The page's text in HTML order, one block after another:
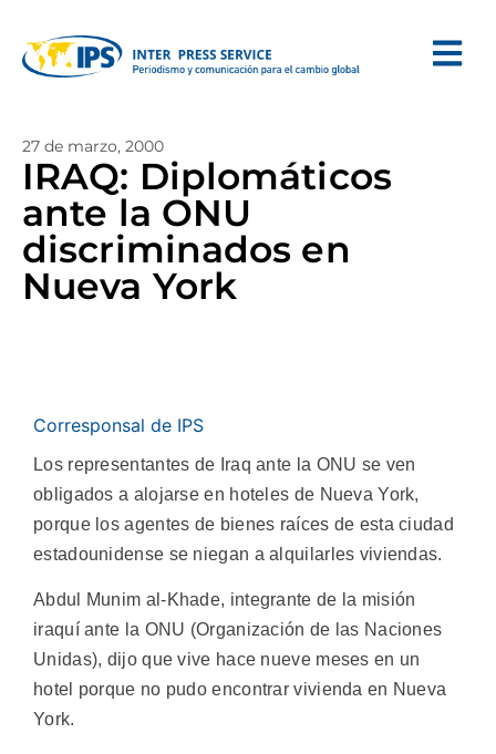
27 de marzo, 2000
IRAQ: Diplomáticos
ante la ONU
discriminados en
Nueva York
Corresponsal de IPS
Los representantes de Iraq ante la ONU se ven
obligados a alojarse en hoteles de Nueva York,
porque los agentes de bienes raíces de esta ciudad
estadounidense se niegan a alquilarles viviendas.
Abdul Munim al-Khade, integrante de la misión
iraquí ante la ONU (Organización de las Naciones
Unidas), dijo que vive hace nueve meses en un
hotel porque no pudo encontrar vivienda en Nueva
York.